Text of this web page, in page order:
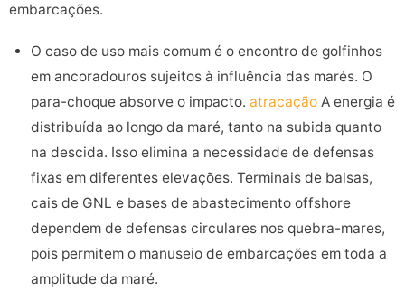
embarcações.
O caso de uso mais comum é o encontro de golfinhos
em ancoradouros sujeitos à influência das marés. O
para-choque absorve o impacto. atracação A energia é
distribuída ao longo da maré, tanto na subida quanto
na descida. Isso elimina a necessidade de defensas
fixas em diferentes elevações. Terminais de balsas,
cais de GNL e bases de abastecimento offshore
dependem de defensas circulares nos quebra-mares,
pois permitem o manuseio de embarcações em toda a
amplitude da maré.